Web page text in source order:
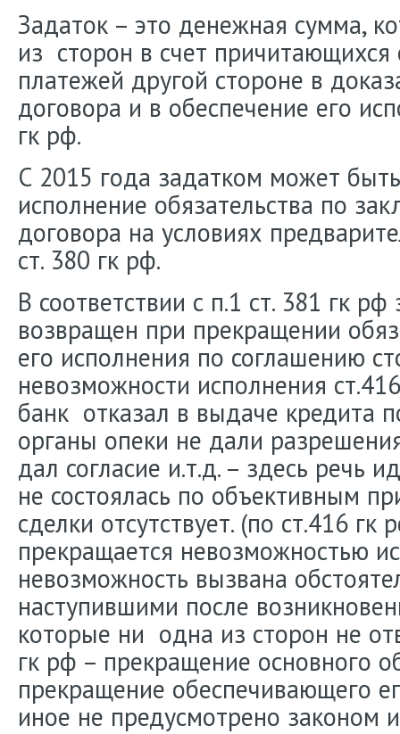
Задаток – это денежная сумма,
из сторон в счет причитающихся
платежей другой стороне в
договора и в обеспечение его
гк рф.
С 2015 года задатком может
исполнение обязательства по
договора на условиях
ст. 380 гк рф.
В соответствии с п.1 ст. 381 гк
возвращен при прекращении
его исполнения по соглашению
невозможности исполнения
банк отказал в выдаче кредита
органы опеки не дали
дал согласие и.т.д. – здесь речь
не состоялась по объективным
сделки отсутствует. (по ст.416 гк
прекращается невозможностью
невозможность вызвана
наступившими после
которые ни одна из сторон не
гк рф – прекращение основного
прекращение обеспечивающего
иное не предусмотрено законом